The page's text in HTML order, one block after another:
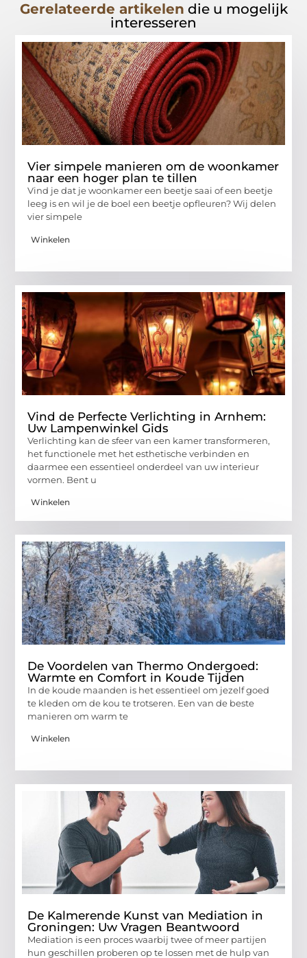
Gerelateerde artikelen die u mogelijk
interesseren
Vier simpele manieren om de woonkamer
naar een hoger plan te tillen
Vind je dat je woonkamer een beetje saai of een beetje
leeg is en wil je de boel een beetje opfleuren? Wij delen
vier simpele
Winkelen
Vind de Perfecte Verlichting in Arnhem:
Uw Lampenwinkel Gids
Verlichting kan de sfeer van een kamer transformeren,
het functionele met het esthetische verbinden en
daarmee een essentieel onderdeel van uw interieur
vormen. Bent u
Winkelen
De Voordelen van Thermo Ondergoed:
Warmte en Comfort in Koude Tijden
In de koude maanden is het essentieel om jezelf goed
te kleden om de kou te trotseren. Een van de beste
manieren om warm te
Winkelen
De Kalmerende Kunst van Mediation in
Groningen: Uw Vragen Beantwoord
Mediation is een proces waarbij twee of meer partijen
hun geschillen proberen op te lossen met de hulp van